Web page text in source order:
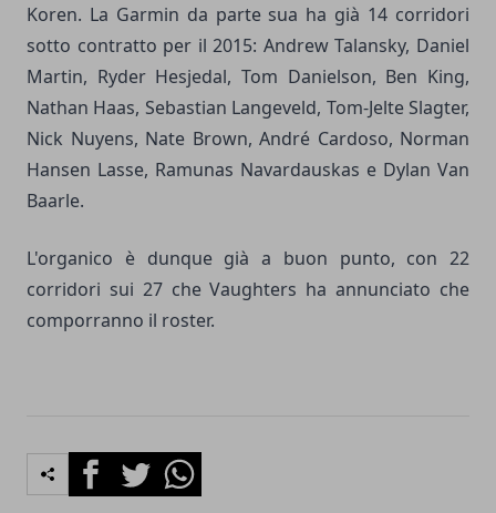
Koren. La Garmin da parte sua ha già 14 corridori
sotto contratto per il 2015: Andrew Talansky, Daniel
Martin, Ryder Hesjedal, Tom Danielson, Ben King,
Nathan Haas, Sebastian Langeveld, Tom-Jelte Slagter,
Nick Nuyens, Nate Brown, André Cardoso, Norman
Hansen Lasse, Ramunas Navardauskas e Dylan Van
Baarle.
L'organico è dunque già a buon punto, con 22
corridori sui 27 che Vaughters ha annunciato che
comporranno il roster.
FacebookTwitterWhatsapp